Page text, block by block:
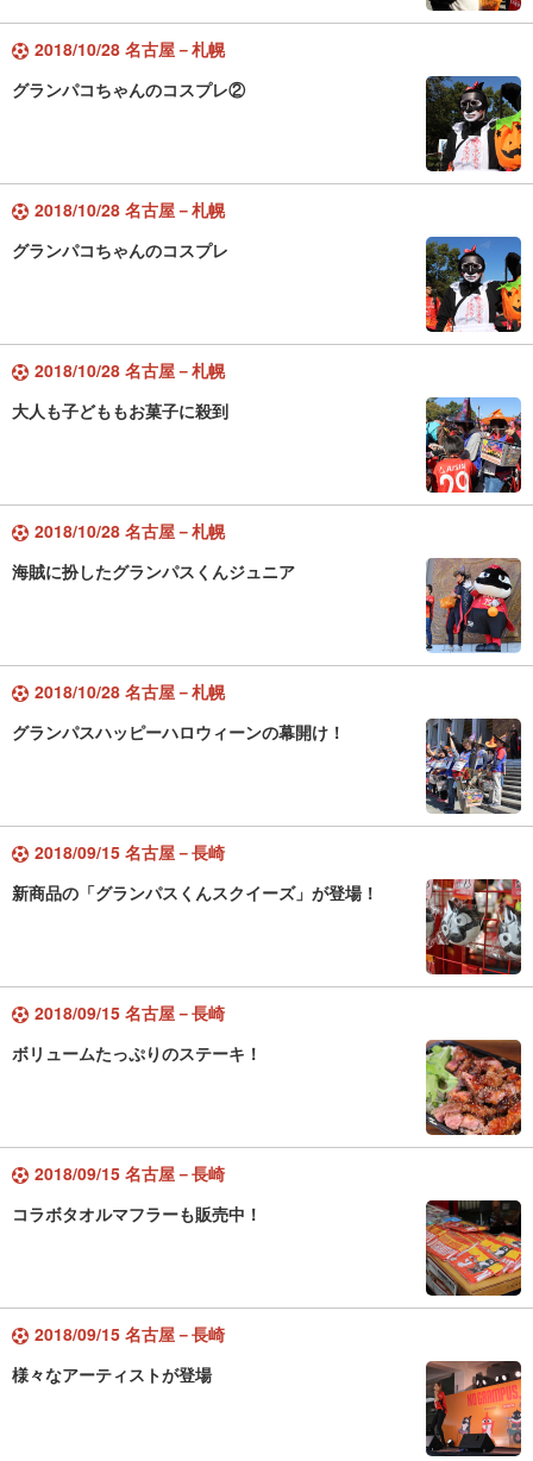
2018/10/28 名古屋－札幌
グランパコちゃんのコスプレ②
2018/10/28 名古屋－札幌
グランパコちゃんのコスプレ
2018/10/28 名古屋－札幌
大人も子どももお菓子に殺到
2018/10/28 名古屋－札幌
海賊に扮したグランパスくんジュニア
2018/10/28 名古屋－札幌
グランパスハッピーハロウィーンの幕開け！
2018/09/15 名古屋－長崎
新商品の「グランパスくんスクイーズ」が登場！
2018/09/15 名古屋－長崎
ボリュームたっぷりのステーキ！
2018/09/15 名古屋－長崎
コラボタオルマフラーも販売中！
2018/09/15 名古屋－長崎
様々なアーティストが登場